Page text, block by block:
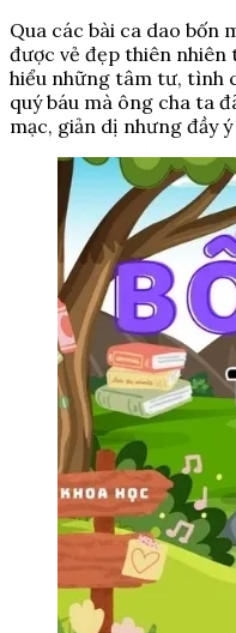
Qua các bài ca dao bốn
được vẻ đẹp thiên nhiên
hiểu những tâm tư, tình
quý báu mà ông cha ta
mạc, giản dị nhưng đầy